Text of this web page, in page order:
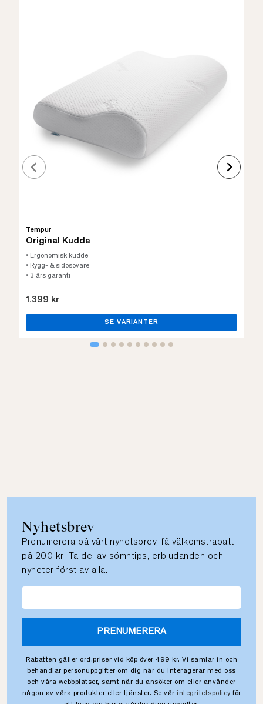
Tempur
Original Kudde
• Ergonomisk kudde
• Rygg- & sidosovare
• 3 års garanti
1.399 kr
SE VARIANTER
Nyhetsbrev
Prenumerera på vårt nyhetsbrev, få välkomstrabatt
på 200 kr! Ta del av sömntips, erbjudanden och
nyheter först av alla.
PRENUMERERA
Rabatten gäller ord.priser vid köp över 499 kr. Vi samlar in och
behandlar personuppgifter om dig när du interagerar med oss
och våra webbplatser, samt när du ansöker om eller använder
någon av våra produkter eller tjänster. Se vår integritetspolicy för